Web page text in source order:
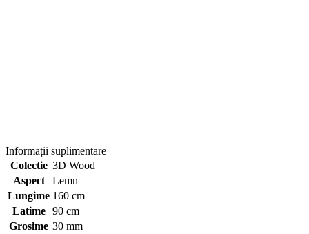
Informații suplimentare
Colectie 3D Wood
Aspect
Lemn
Lungime 160 cm
Latime
90 cm
Grosime 30 mm